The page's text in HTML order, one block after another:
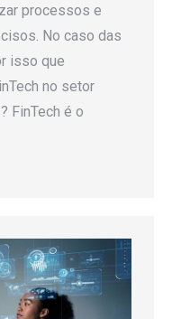
processos e
No caso das
isso que
no setor
FinTech é o